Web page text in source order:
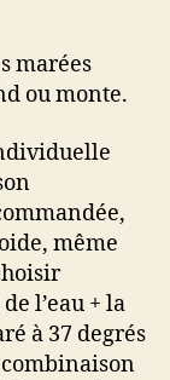
marées
ou monte.
même
l’eau + la
à 37 degrés
combinaison